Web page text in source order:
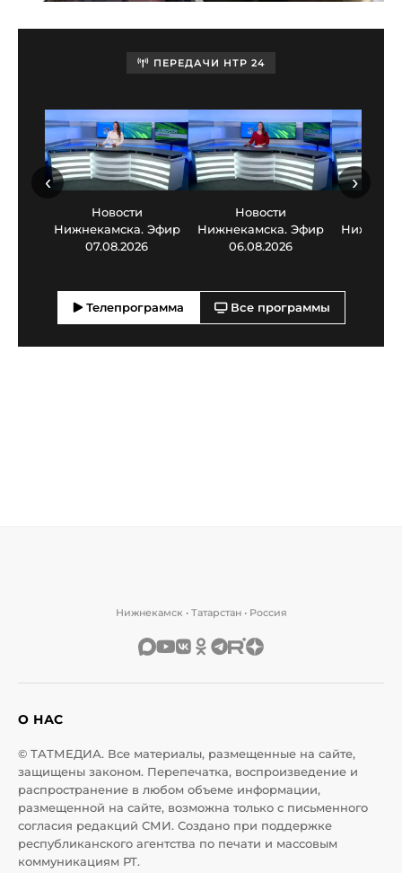
ПЕРЕДАЧИ НТР 24
Новости
Нижнекамска. Эфир
07.08.2026
Новости
Нижнекамска. Эфир
06.08.2026
‹ ›
Телепрограмма Все программы
Нижнекамск • Татарстан • Россия
О НАС
© ТАТМЕДИА. Все материалы, размещенные на сайте,
защищены законом. Перепечатка, воспроизведение и
распространение в любом объеме информации,
размещенной на сайте, возможна только с письменного
согласия редакций СМИ. Создано при поддержке
республиканского агентства по печати и массовым
коммуникациям РТ.